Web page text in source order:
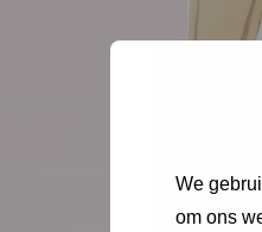
We
om ons